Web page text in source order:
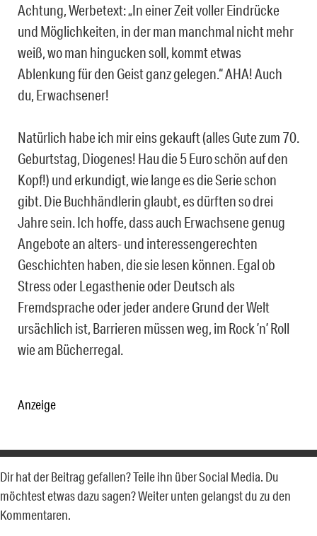
Achtung, Werbetext: „In einer Zeit voller Eindrücke
und Möglichkeiten, in der man manchmal nicht mehr
weiß, wo man hingucken soll, kommt etwas
Ablenkung für den Geist ganz gelegen.“ AHA! Auch
du, Erwachsener!
Natürlich habe ich mir eins gekauft (alles Gute zum 70.
Geburtstag, Diogenes! Hau die 5 Euro schön auf den
Kopf!) und erkundigt, wie lange es die Serie schon
gibt. Die Buchhändlerin glaubt, es dürften so drei
Jahre sein. Ich hoffe, dass auch Erwachsene genug
Angebote an alters- und interessengerechten
Geschichten haben, die sie lesen können. Egal ob
Stress oder Legasthenie oder Deutsch als
Fremdsprache oder jeder andere Grund der Welt
ursächlich ist, Barrieren müssen weg, im Rock ’n’ Roll
wie am Bücherregal.
Anzeige
Dir hat der Beitrag gefallen? Teile ihn über Social Media. Du
möchtest etwas dazu sagen? Weiter unten gelangst du zu den
Kommentaren.